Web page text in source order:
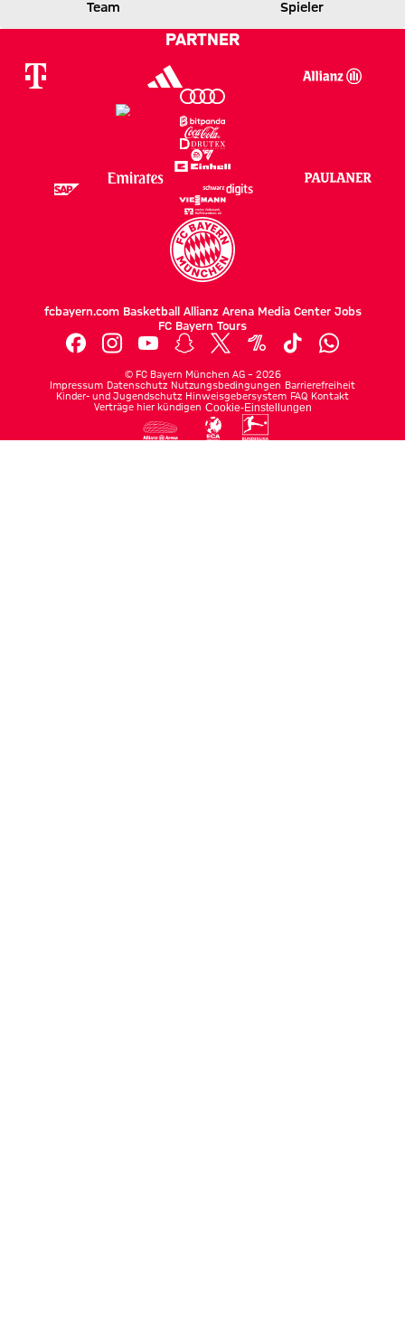
H96
Zwischenergebnis:
0 zu 2 nach Erste Halbzeit
FCB
Team Spieler
PARTNER
fcbayern.com Basketball Allianz Arena Media Center Jobs
FC Bayern Tours
© FC Bayern München AG – 2026
Impressum Datenschutz Nutzungsbedingungen Barrierefreiheit
Kinder- und Jugendschutz Hinweisgebersystem FAQ Kontakt
Verträge hier kündigen Cookie-Einstellungen